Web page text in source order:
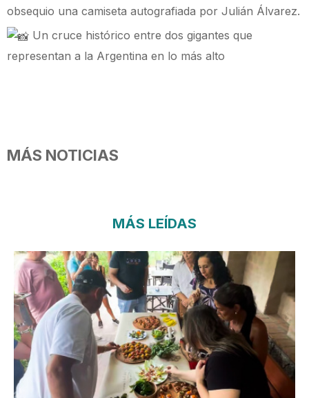
obsequio una camiseta autografiada por Julián Álvarez.
Un cruce histórico entre dos gigantes que
representan a la Argentina en lo más alto
MÁS NOTICIAS
MÁS LEÍDAS